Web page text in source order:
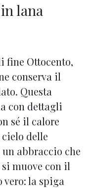
lana
fine Ottocento,
conserva il
Questa
con dettagli
sé il calore
delle
abbraccio che
muove con il
vero: la spiga